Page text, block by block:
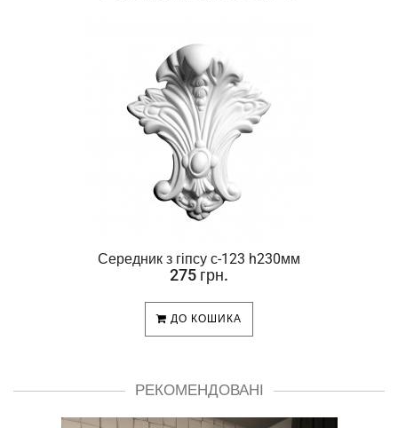
Середник з гіпсу с-123 h230мм
275 грн.
ДО КОШИКА
РЕКОМЕНДОВАНІ